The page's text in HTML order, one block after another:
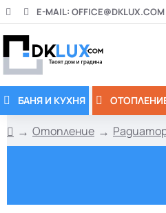
E-MAIL: OFFICE@DKLUX.COM
БАНЯ И КУХНЯ
h
Отопление